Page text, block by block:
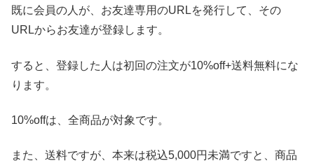
既に会員の人が、お友達専用のURLを発行して、その
URLからお友達が登録します。
すると、登録した人は初回の注文が10%off+送料無料にな
ります。
10%offは、全商品が対象です。
また、送料ですが、本来は税込5,000円未満ですと、商品